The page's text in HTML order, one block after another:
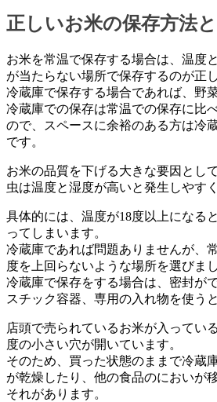
正しいお米の保存方法
お米を常温で保存する場合は、温度
が当たらない場所で保存するのが正
冷蔵庫で保存する場合であれば、野
冷蔵庫での保存は常温での保存に比
ので、スペースに余裕のある方は冷
です。
お米の品質を下げる大きな要因とし
虫は温度と湿度が高いと発生しやす
具体的には、温度が18度以上になる
ってしまいます。
冷蔵庫であれば問題ありませんが、
度を上回らないような場所を選びまし
冷蔵庫で保存をする場合は、密封が
スチック容器、専用の入れ物を使う
店頭で売られているお米が入ってい
度の小さい穴が開いています。
そのため、買った状態のままで冷蔵
が乾燥したり、他の食品のにおいが
それがあります。